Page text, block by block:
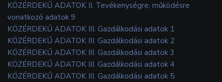
KÖZÉRDEKŰ ADATOK II. Tevékenységre, működésre
vonatkozó adatok 9
KÖZÉRDEKŰ ADATOK III. Gazdálkodási adatok 1
KÖZÉRDEKŰ ADATOK III. Gazdálkodási adatok 2
KÖZÉRDEKŰ ADATOK III. Gazdálkodási adatok 3
KÖZÉRDEKŰ ADATOK III. Gazdálkodási adatok 4
KÖZÉRDEKŰ ADATOK III. Gazdálkodási adatok 5